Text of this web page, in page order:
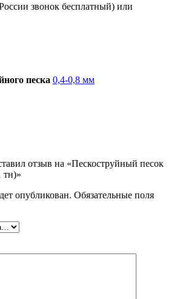
звонок бесплатный) или
песка 0,4-0,8 мм
отзыв на «Пескоструйный песок
опубликован. Обязательные поля